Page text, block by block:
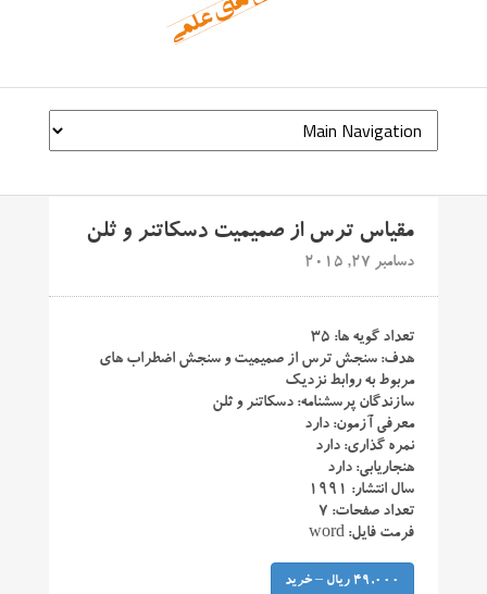
مقیاس ترس از صمیمیت دسکاتنر و ثلن
دسامبر 27, 2015
تعداد گویه ها: ۳۵
هدف: سنجش ترس از صمیمیت و سنجش اضطراب های
مربوط به روابط نزدیک
سازندگان پرسشنامه: دسکاتنر و ثلن
معرفی آزمون: دارد
نمره گذاری: دارد
هنجاریابی: دارد
سال انتشار: ۱۹۹۱
تعداد صفحات: ۷
فرمت فایل: word
49,000 ریال – خرید